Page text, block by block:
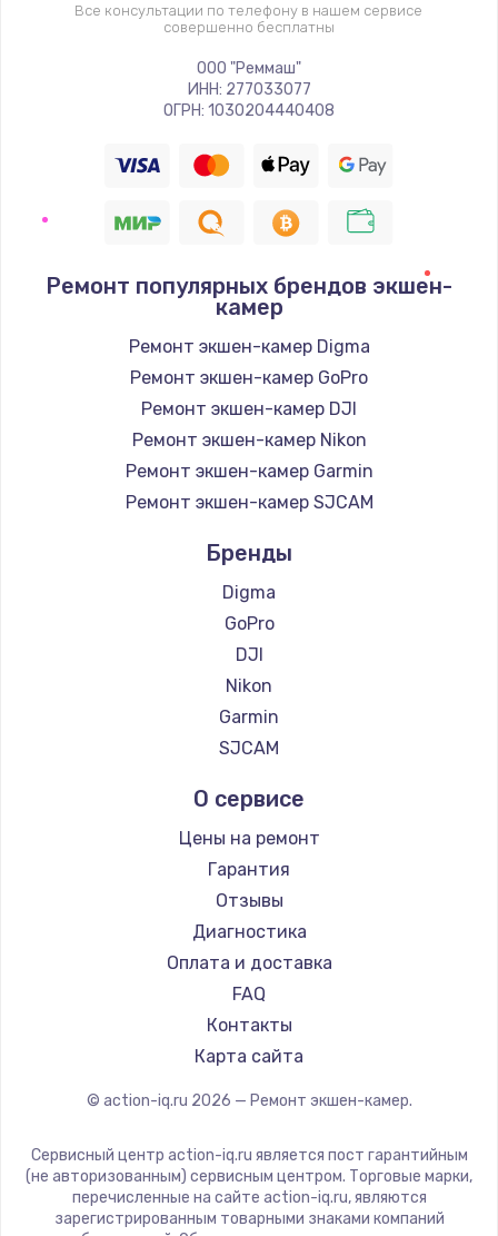
2600 руб.
Заказать
Чистка от пыли
Заказать
Настройка ОС
Заказать
Ремонт подсветки
1200 руб.
Настройка BIOS
930 руб.
Заказать
Замена SSD
Заказать
Восстановление данных
990 руб.
Заказать
Замена звуковой карты
1100 руб.
Заказать
Замена микрофона
1050 руб.
Заказать
Замена оперативной памяти
Заказать
Замена системы охлаждения
Все консультации по телефону в нашем сервисе
совершенно бесплатны
ООО "Реммаш"
ИНН: 277033077
ОГРН: 1030204440408
Ремонт популярных брендов экшен-
камер
Ремонт экшен-камер Digma
Ремонт экшен-камер GoPro
Ремонт экшен-камер DJI
Ремонт экшен-камер Nikon
Ремонт экшен-камер Garmin
Ремонт экшен-камер SJCAM
Бренды
Digma
GoPro
DJI
Nikon
Garmin
SJCAM
О сервисе
Цены на ремонт
Гарантия
Отзывы
Диагностика
Оплата и доставка
FAQ
Контакты
Карта сайта
© action-iq.ru 2026 — Ремонт экшен-камер.
Сервисный центр action-iq.ru является пост гарантийным
(не авторизованным) сервисным центром. Торговые марки,
перечисленные на сайте action-iq.ru, являются
зарегистрированным товарными знаками компаний